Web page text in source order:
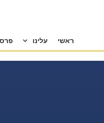
ראשי עלינו